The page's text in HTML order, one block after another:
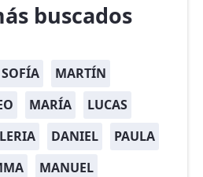
buscados
SOFÍA
MARTÍN
MARÍA
LUCAS
DANIEL
PAULA
MANUEL